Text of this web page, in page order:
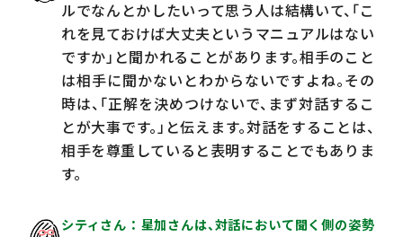
ルでなんとかしたいって思う人は結構いて、「こ
れを見ておけば大丈夫というマニュアルはない
ですか」と聞かれることがあります。相手のこと
は相手に聞かないとわからないですよね。その
時は、「正解を決めつけないで、まず対話するこ
とが大事です。」と伝えます。対話をすることは、
相手を尊重していると表明することでもありま
す。
シティさん
星加さんは、対話において聞く側の姿勢